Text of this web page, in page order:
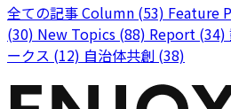
全ての記事Column (53) Feature
(30) New Topics (88) Report (34)
ークス (12) 自治体共創 (38)